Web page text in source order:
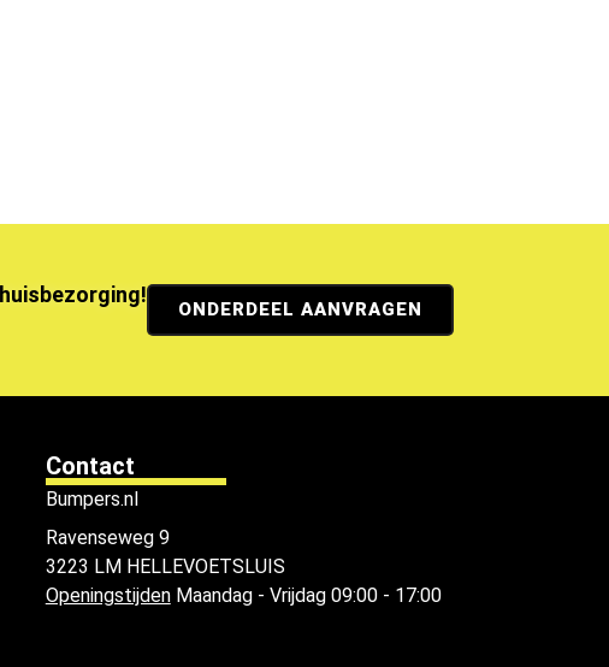
ONDERDEEL AANVRAGEN
Contact
Bumpers.nl
Ravenseweg 9
3223 LM HELLEVOETSLUIS
OpeningstijdenMaandag - Vrijdag 09:00 - 17:00